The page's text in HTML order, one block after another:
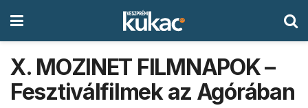
X. MOZINET FILMNAPOK –
Fesztiválfilmek az Agórában